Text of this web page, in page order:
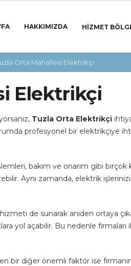
HAKKIMIZDA HIZMET
Orta Mahallesi Elektrikçi
Elektrikçi
Tuzla Orta Elektrikçi
profesyonel bir
bakım ve onarım gibi
Aynı zamanda, elektrik
de sunarak aniden ortaya
yol açabilir. Bu nedenle
bir diğer önemli faktör ise